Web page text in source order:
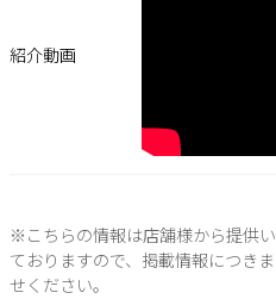
紹介動画
※こちらの情報は店舗様から提供
ておりますので、掲載情報につき
せください。